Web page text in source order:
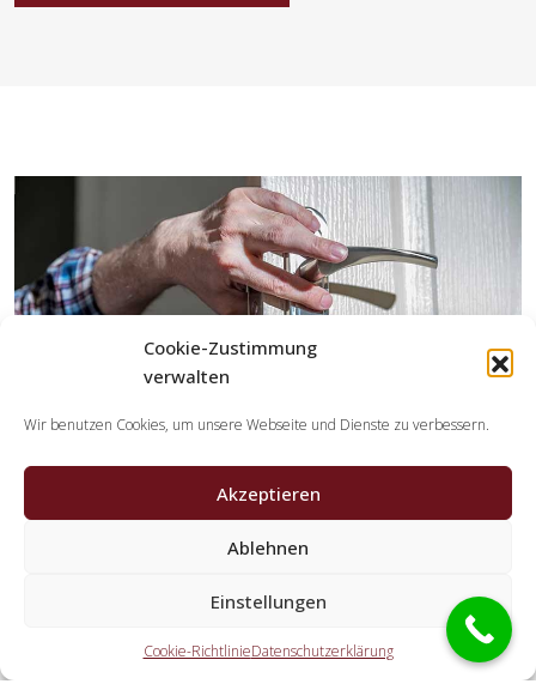
Cookie-Zustimmung
verwalten
Wir benutzen Cookies, um unsere Webseite und Dienste zu verbessern.
Akzeptieren
Ablehnen
Einstellungen
Cookie-RichtlinieDatenschutzerklärung
Welche Tätigkeiten erledigen die
Die Partner erledigen jegliche Leistungen, die Sie von einem